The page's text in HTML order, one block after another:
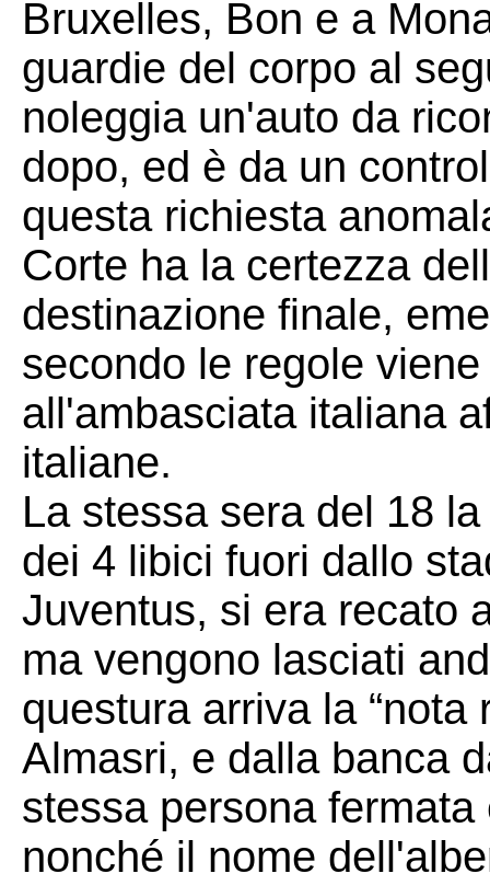
Bruxelles, Bon e a
guardie del corpo al
noleggia un'auto da
dopo, ed è da un
questa richiesta
Corte ha la certezza
destinazione finale,
secondo le regole
all'ambasciata italiana
italiane.
La stessa sera del 18
dei 4 libici fuori dallo
Juventus, si era recato
ma vengono lasciati
questura arriva la “nota
Almasri, e dalla banca
stessa persona
nonché il nome